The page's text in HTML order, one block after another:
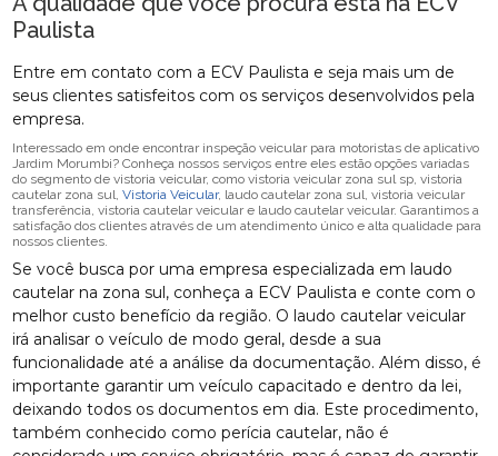
Paulista
Entre em contato com a ECV Paulista e seja mais um de
seus clientes satisfeitos com os serviços desenvolvidos pela
empresa.
Interessado em onde encontrar inspeção veicular para motoristas de aplicativo
Jardim Morumbi? Conheça nossos serviços entre eles estão opções variadas
do segmento de vistoria veicular, como vistoria veicular zona sul sp, vistoria
cautelar zona sul,Vistoria Veicular, laudo cautelar zona sul, vistoria veicular
transferência, vistoria cautelar veicular e laudo cautelar veicular. Garantimos a
satisfação dos clientes através de um atendimento único e alta qualidade para
nossos clientes.
Se você busca por uma empresa especializada em laudo
cautelar na zona sul, conheça a ECV Paulista e conte com o
melhor custo benefício da região. O laudo cautelar veicular
irá analisar o veículo de modo geral, desde a sua
funcionalidade até a análise da documentação. Além disso, é
importante garantir um veículo capacitado e dentro da lei,
deixando todos os documentos em dia. Este procedimento,
também conhecido como perícia cautelar, não é